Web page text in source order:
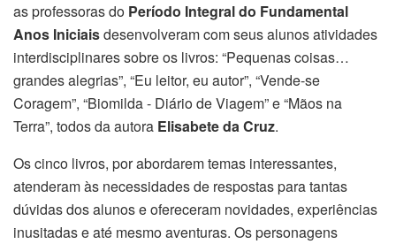
as professoras do Período Integral do Fundamental
Anos Iniciaisdesenvolveram com seus alunos atividades
interdisciplinares sobre os livros: “Pequenas coisas…
grandes alegrias”, “Eu leitor, eu autor”, “Vende-se
Coragem”, “Biomilda - Diário de Viagem” e “Mãos na
Terra”, todos da autora Elisabete da Cruz.
Os cinco livros, por abordarem temas interessantes,
atenderam às necessidades de respostas para tantas
dúvidas dos alunos e ofereceram novidades, experiências
inusitadas e até mesmo aventuras. Os personagens